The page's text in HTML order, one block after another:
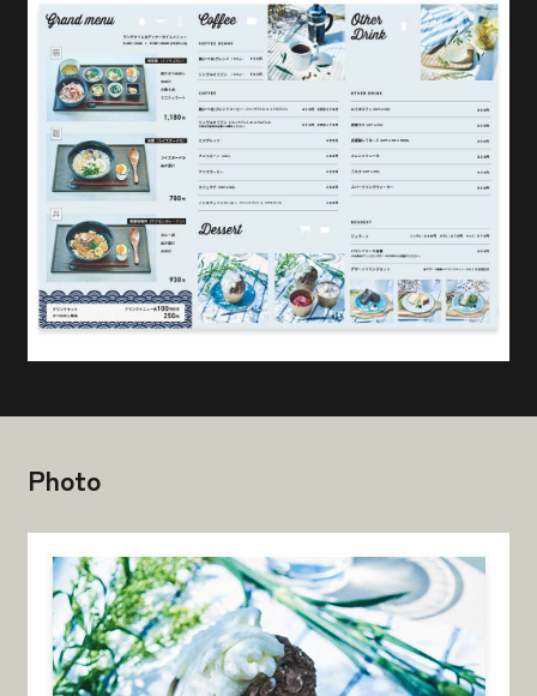
「今のため、未来のために。」 就活生・これから就職
活動をする学生に向けたA5パンフレットの制作。 札幌
に住んでいたら誰もが小さい頃お世話になったであろ
う施設のにおいや、音や、ひかりを思い出せるよう
な、大…
impl
React、ReactNativeのリーディングカンパニー。 先進
技術を利用したスマートフォンアプリ、ウェブシステ
ムで企業のデジタルトランスフォーメーション、課題
解決に取り組む株式会社インプル様のリクルートサイ
トを担…
Photo